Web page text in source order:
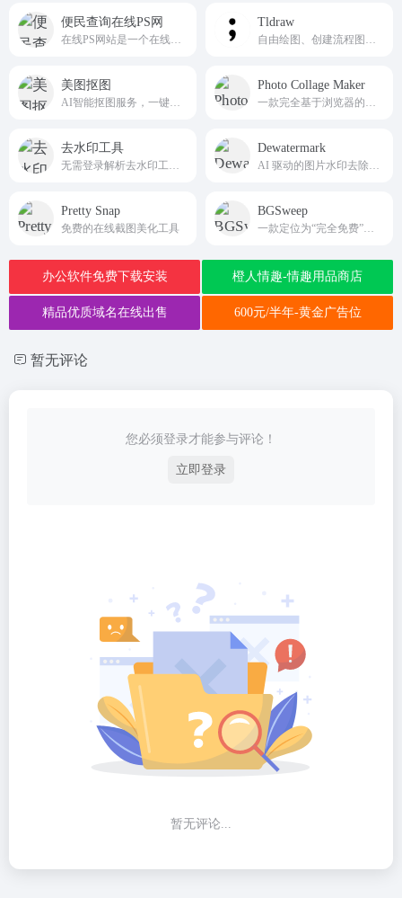
便民查询在线PS网 Tldraw
美图抠图 Photo Collage Maker
去水印工具 Dewatermark
Pretty Snap
免费的在线截图美化工具
BGSweep
办公软件免费下载安装 橙人情趣-情趣用品商店
精品优质域名在线出售 600元/半年-黄金广告位
暂无评论
您必须登录才能参与评论！
立即登录
暂无评论...